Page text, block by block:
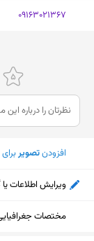
سه‌شنبه (امروز)
جمعه
شنبه
یکشنبه
دوشنبه
‎09163021367
افزودنتصویر
ویرایش اطلاعات
مختصات